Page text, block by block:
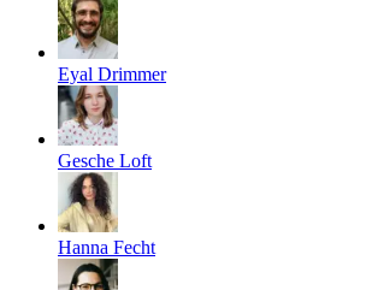
Eyal Drimmer
Gesche Loft
Hanna Fecht